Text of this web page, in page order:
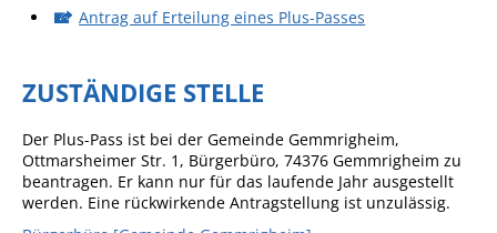
Sportstätten
Freiwillige Feuerwehr
Bauhof
Häckselplatz
Friedhof
Antrag auf Erteilung eines Plus-Passes
ZUSTÄNDIGE STELLE
Der Plus-Pass ist bei der Gemeinde Gemmrigheim,
Ottmarsheimer Str. 1, Bürgerbüro, 74376 Gemmrigheim zu
beantragen. Er kann nur für das laufende Jahr ausgestellt
werden. Eine rückwirkende Antragstellung ist unzulässig.